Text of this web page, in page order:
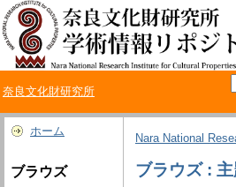
奈良文化財研究所
ホーム
ブラウズ
Nara National
ブラウズ :